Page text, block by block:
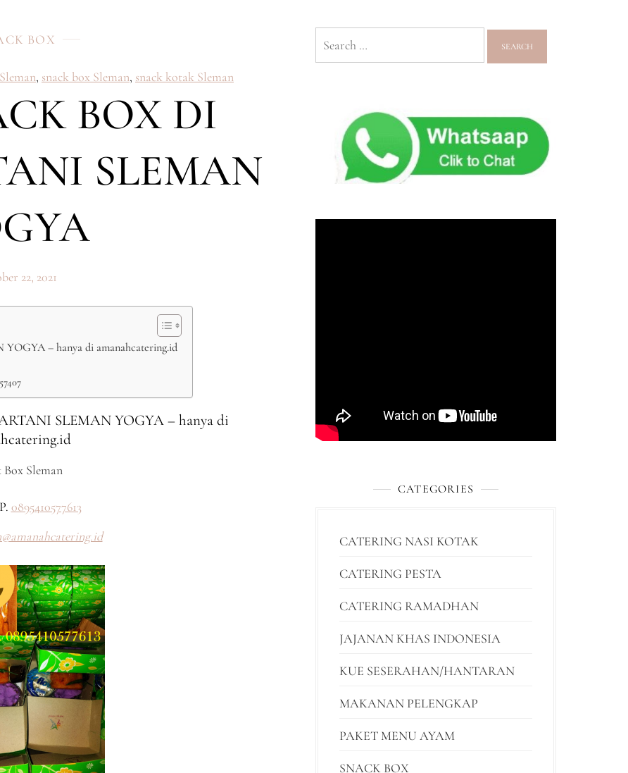
BOX
, snack box Sleman, snack kotak Sleman
BOX DI
SLEMAN
22, 2021
– hanya di amanahcatering.id
SLEMAN YOGYA – hanya di
Box Sleman
0895410577613
CATEGORIES
CATERING NASI KOTAK
CATERING PESTA
CATERING RAMADHAN
JAJANAN KHAS INDONESIA
KUE SESERAHAN/HANTARAN
MAKANAN PELENGKAP
PAKET MENU AYAM
SNACK BOX